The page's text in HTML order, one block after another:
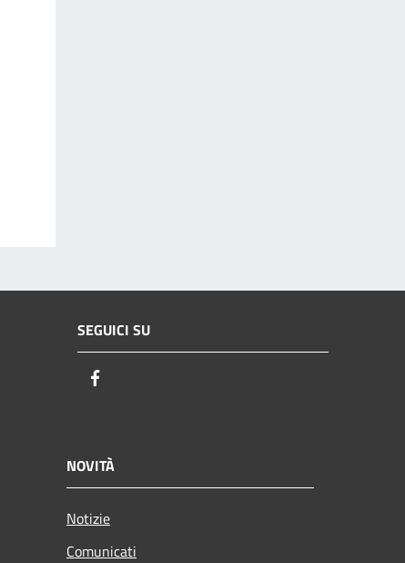
SEGUICI SU
NOVITÀ
Notizie
Comunicati